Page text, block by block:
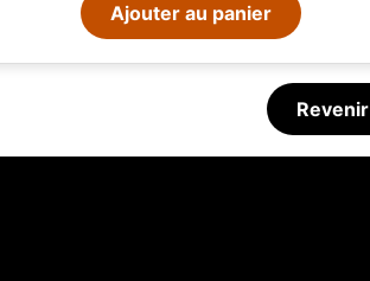
Ajouter au panier
Revenir